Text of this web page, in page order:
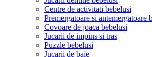
Centre de activitati bebelusi
Premergatoare si antemergatoare
Covoare de joaca bebelusi
Jucarii de impins si tras
Puzzle bebelusi
Jucarii de baie